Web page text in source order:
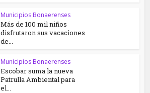
Municipios Bonaerenses
Más de 100 mil niños
disfrutaron sus vacaciones
de...
Municipios Bonaerenses
Escobar suma la nueva
Patrulla Ambiental para
el...